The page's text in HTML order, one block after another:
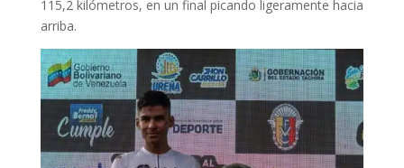
115,2 kilómetros, en un final picando ligeramente hacia
arriba.